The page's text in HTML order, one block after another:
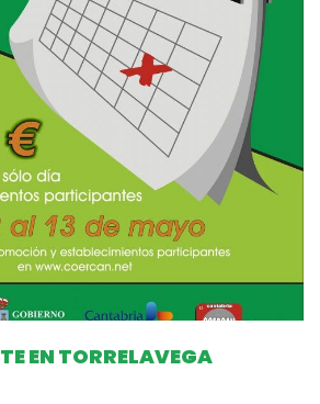
EN TORRELAVEGA